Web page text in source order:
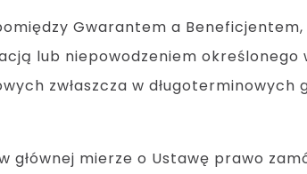
Gwarantem a
lub niepowodzeniem określonego
zwłaszcza w
mierze o Ustawę prawo